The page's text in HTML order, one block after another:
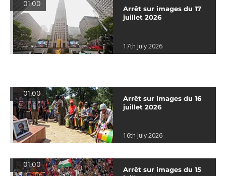
01:00
Arrêt sur images du 17
juillet 2026
17th July 2026
01:00
Arrêt sur images du 16
juillet 2026
16th July 2026
01:00
Arrêt sur images du 15